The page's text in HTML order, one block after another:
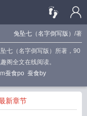
兔坠七（名字倒写版） /著
七（名字倒写版）所著，90
阁全文在线阅读。
蚕食po 蚕食by
新章节